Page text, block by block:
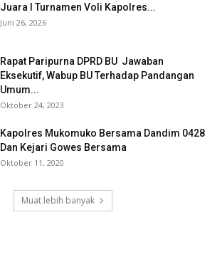
Juara I Turnamen Voli Kapolres...
Juni 26, 2026
Rapat Paripurna DPRD BU Jawaban
Eksekutif, Wabup BU Terhadap Pandangan
Umum...
Oktober 24, 2023
Kapolres Mukomuko Bersama Dandim 0428
Dan Kejari Gowes Bersama
Oktober 11, 2020
Muat lebih banyak